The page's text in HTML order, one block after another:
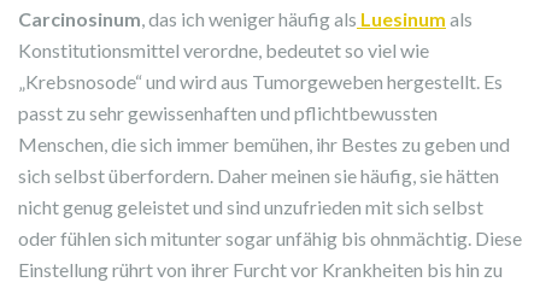
Carcinosinum, das ich weniger häufig als Luesinum als
Konstitutionsmittel verordne, bedeutet so viel wie
„Krebsnosode“ und wird aus Tumorgeweben hergestellt. Es
passt zu sehr gewissenhaften und pflichtbewussten
Menschen, die sich immer bemühen, ihr Bestes zu geben und
sich selbst überfordern. Daher meinen sie häufig, sie hätten
nicht genug geleistet und sind unzufrieden mit sich selbst
oder fühlen sich mitunter sogar unfähig bis ohnmächtig. Diese
Einstellung rührt von ihrer Furcht vor Krankheiten bis hin zu